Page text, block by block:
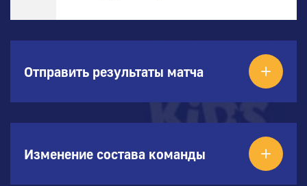
Отправить результаты матча
Изменение состава команды